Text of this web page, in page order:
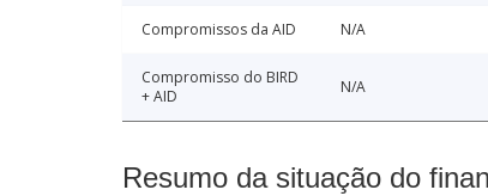
Compromissos da AID N/A
Compromisso do BIRD
+ AID
N/A
Resumo da situação do